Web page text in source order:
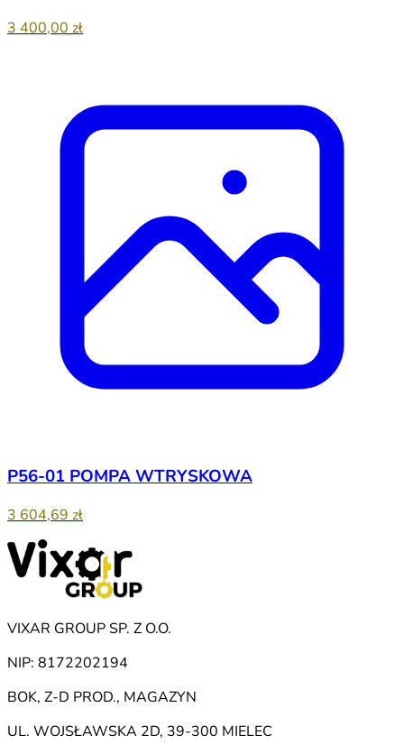
3 400,00 zł
P56-01 POMPA WTRYSKOWA
3 604,69 zł
VIXAR GROUP SP. Z O.O.
NIP: 8172202194
BOK, Z-D PROD., MAGAZYN
UL. WOJSŁAWSKA 2D, 39-300 MIELEC